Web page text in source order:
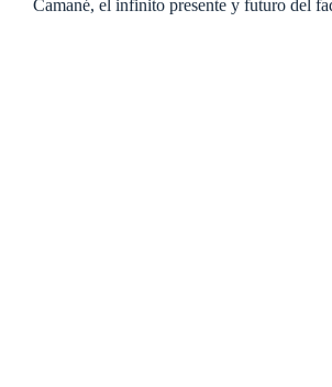
Camané, el infinito presente y futuro del